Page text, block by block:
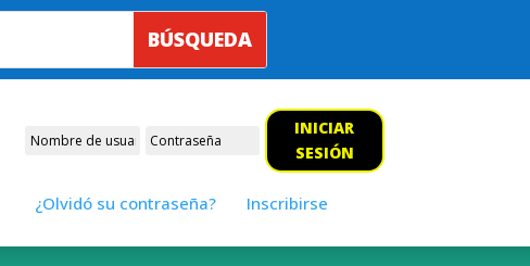
INICIAR
SESIÓN
¿Olvidó su contraseña? Inscribirse